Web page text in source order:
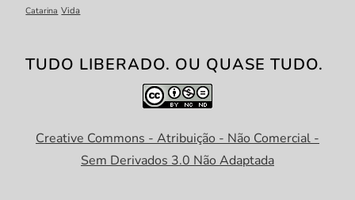
Catarina Vida
TUDO LIBERADO. OU QUASE TUDO.
Creative Commons - Atribuição - Não Comercial -
Sem Derivados 3.0 Não Adaptada